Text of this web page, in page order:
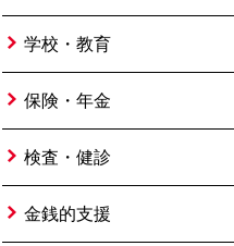
学校・教育
保険・年金
検査・健診
金銭的支援